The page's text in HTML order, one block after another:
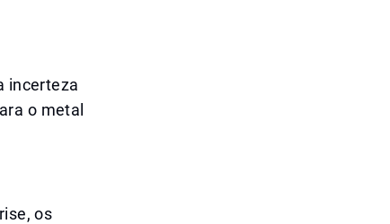
incerteza
o metal
os